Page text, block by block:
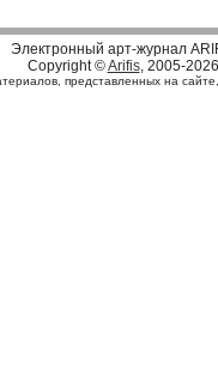
Электронный арт-журнал
Copyright ©Arifis, 2005-2026
представленных на